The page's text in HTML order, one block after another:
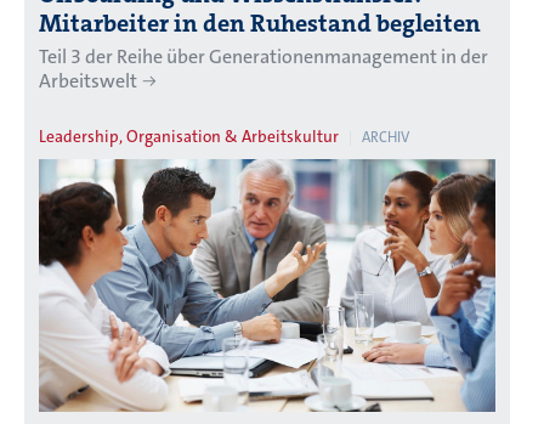
Mitarbeiter in den Ruhestand begleiten
Teil 3 der Reihe über Generationenmanagement in der
Arbeitswelt
Leadership, Organisation & Arbeitskultur ARCHIV